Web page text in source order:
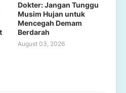
Dokter: Jangan Tunggu
Musim Hujan untuk
Mencegah Demam
Berdarah
August 03, 2026